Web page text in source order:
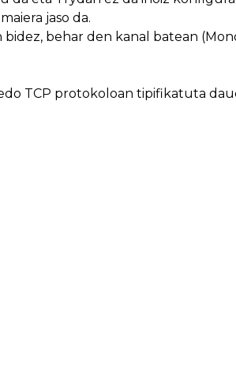
jaso da.
behar den kanal batean
TCP protokoloan tipifikatuta